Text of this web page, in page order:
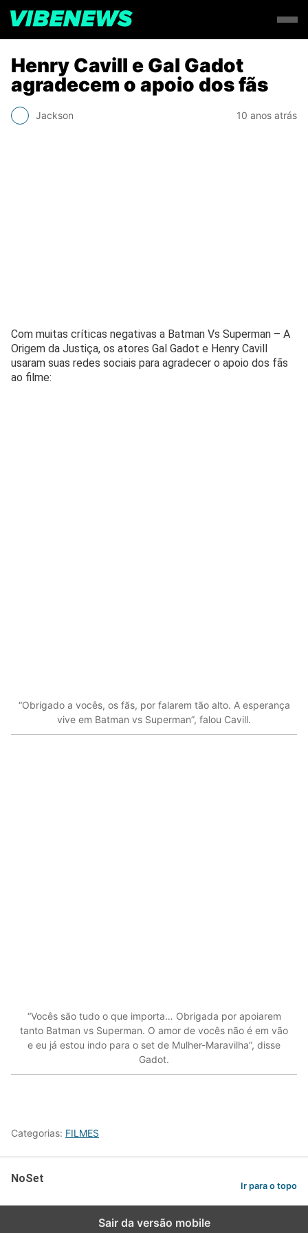
Henry Cavill e Gal Gadot
agradecem o apoio dos fãs
Jackson 10 anos atrás
Com muitas críticas negativas a Batman Vs Superman – A
Origem da Justiça, os atores Gal Gadot e Henry Cavill
usaram suas redes sociais para agradecer o apoio dos fãs
ao filme:
“Obrigado a vocês, os fãs, por falarem tão alto. A esperança
vive em Batman vs Superman”, falou Cavill.
“Vocês são tudo o que importa… Obrigada por apoiarem
tanto Batman vs Superman. O amor de vocês não é em vão
e eu já estou indo para o set de Mulher-Maravilha”, disse
Gadot.
Categorias: FILMES
NoSet
Ir para o topo
Sair da versão mobile